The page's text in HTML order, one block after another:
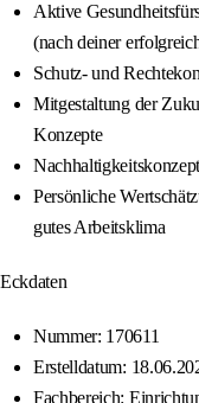
Aktive
(nach deiner
Schutz- und
Mitgestaltung der
Konzepte
Nachhaltigkeitskonzept
Persönliche
gutes Arbeitsklima
Eckdaten
Nummer: 170611
Erstelldatum:
Fachbereich: